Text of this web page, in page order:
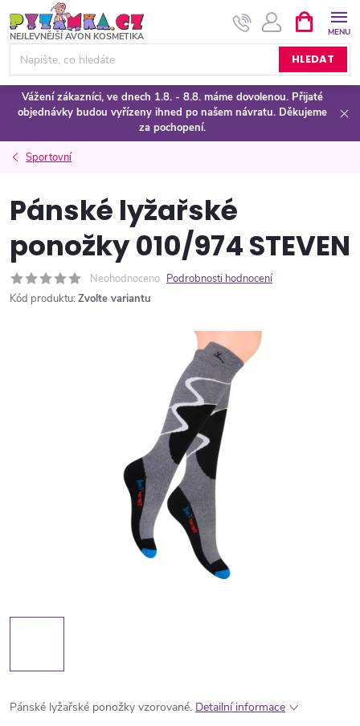
na
obsah
HLEDAT
NÁKUPNÍ
KOŠÍK
Vážení zákazníci, ve dnech 1.8. - 8.8. máme dovolenou. Přijaté
objednávky budou vyřízeny ihned po našem návratu. Děkujeme
za pochopení.
Sportovní
Pánské lyžařské
ponožky 010/974 STEVEN
Neohodnoceno Podrobnosti hodnocení
Kód produktu: Zvolte variantu
Pánské lyžařské ponožky vzorované. Detailní informace